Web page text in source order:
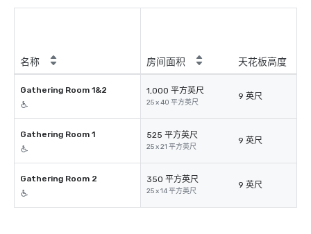
名称 房间面积 天花板高度
Gathering Room 1&2 1,000 平方英尺
25 x 40 平方英尺
9 英尺
Gathering Room 1 525 平方英尺
25 x 21 平方英尺
9 英尺
Gathering Room 2 350 平方英尺
25 x 14 平方英尺
9 英尺